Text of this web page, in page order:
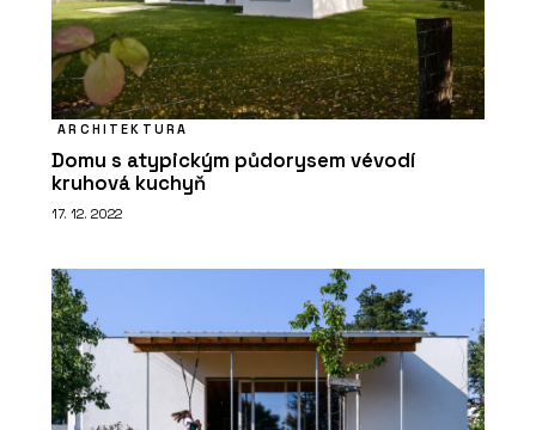
ARCHITEKTURA
Domu s atypickým půdorysem vévodí
kruhová kuchyň
17. 12. 2022